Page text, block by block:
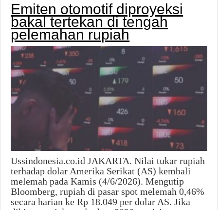
Emiten otomotif diproyeksi
bakal tertekan di tengah
pelemahan rupiah
Ussindonesia.co.id JAKARTA. Nilai tukar rupiah
terhadap dolar Amerika Serikat (AS) kembali
melemah pada Kamis (4/6/2026). Mengutip
Bloomberg, rupiah di pasar spot melemah 0,46%
secara harian ke Rp 18.049 per dolar AS. Jika